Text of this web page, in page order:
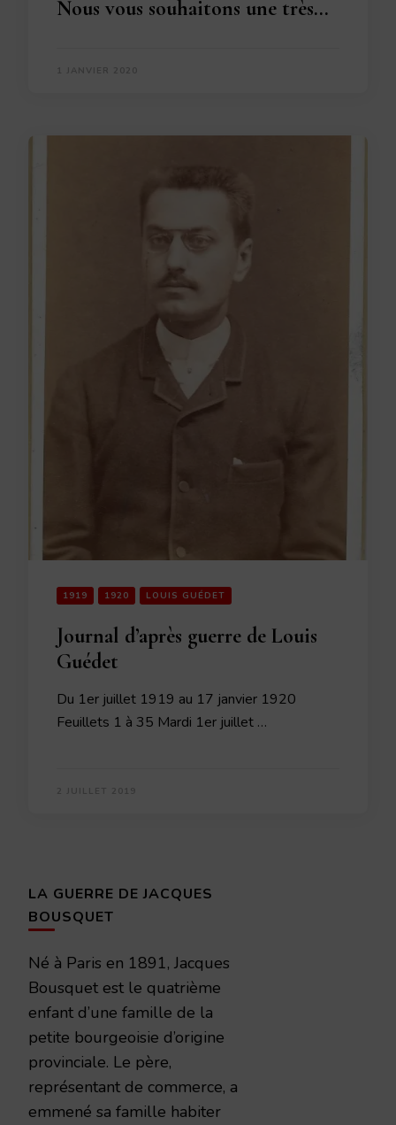
Nous vous souhaitons une très…
1919 1920 LOUIS GUÉDET
Journal d’après guerre de Louis
Guédet
Du 1er juillet 1919 au 17 janvier 1920
Feuillets 1 à 35 Mardi 1er juillet …
LA GUERRE DE JACQUES
BOUSQUET
Né à Paris en 1891, Jacques
Bousquet est le quatrième
enfant d’une famille de la
petite bourgeoisie d’origine
provinciale. Le père,
représentant de commerce, a
emmené sa famille habiter